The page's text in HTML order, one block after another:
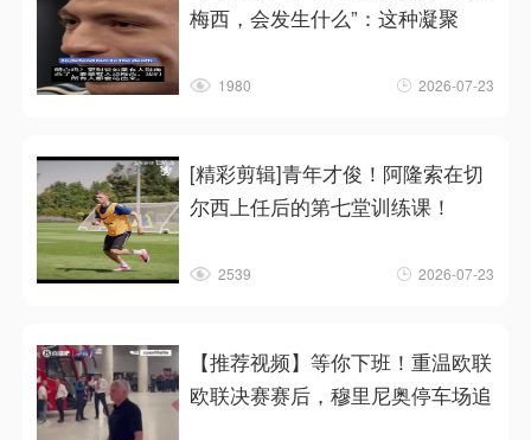
梅西，会发生什么”：这种凝聚
1980 2026-07-23
[精彩剪辑]青年才俊！阿隆索在切
尔西上任后的第七堂训练课！
2539 2026-07-23
【推荐视频】等你下班！重温欧联
欧联决赛赛后，穆里尼奥停车场追